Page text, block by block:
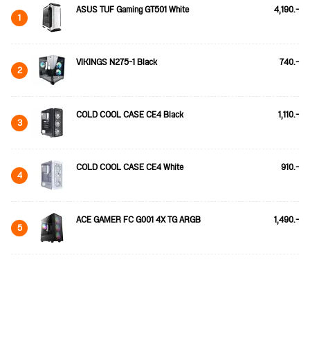
1 ASUS TUF Gaming GT501 White 4,190.-
2 VIKINGS N275-1 Black 740.-
3 COLD COOL CASE CE4 Black 1,110.-
4 COLD COOL CASE CE4 White 910.-
5 ACE GAMER FC G001 4X TG ARGB 1,490.-